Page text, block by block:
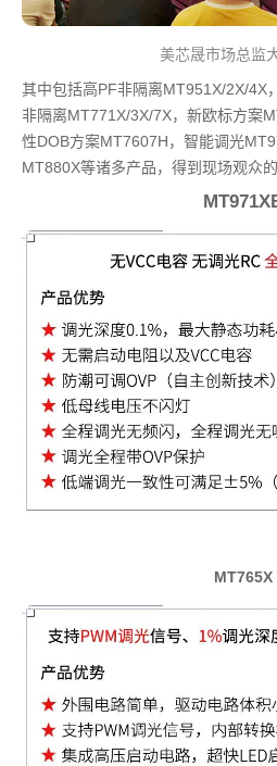
美芯晟市场总监
其中包括高PF非隔离MT951X/2X/4X
非隔离MT771X/3X/7X，新欧标方案
性DOB方案MT7607H，智能调光
MT880X等诸多产品，得到现场观众的
MT765X